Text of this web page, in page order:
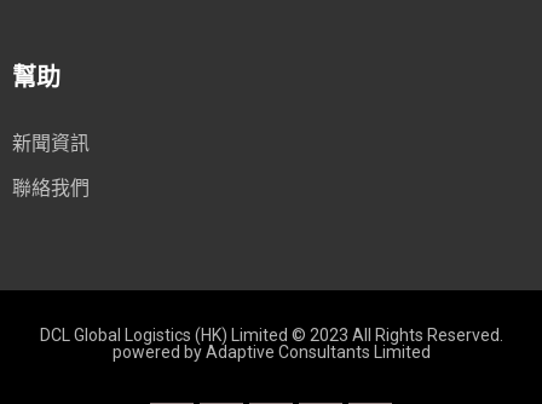
幫助
新聞資訊
聯絡我們
DCL Global Logistics (HK) Limited © 2023 All Rights Reserved.
powered byAdaptive Consultants Limited